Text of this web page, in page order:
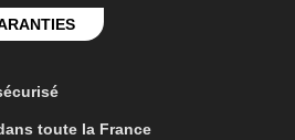
toute la France